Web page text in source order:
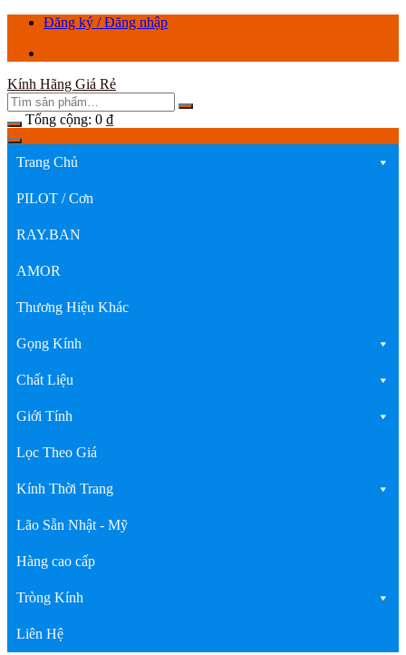
ChuyểnĐăng ký / Đăng nhập
Kính Hãng Giá Rẻ
Tổng cộng: 0 ₫
Trang Chủ
PILOT / Cơn
RAY.BAN
AMOR
Thương Hiệu Khác
Gọng Kính
Chất Liệu
Giới Tính
Lọc Theo Giá
Kính Thời Trang
Lão Sẵn Nhật - Mỹ
Hàng cao cấp
Tròng Kính
Liên Hệ